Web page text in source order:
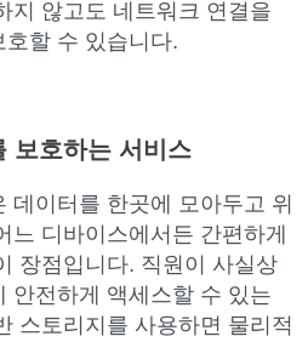
지 않고도 네트워크 연결을
할 수 있습니다.
보호하는 서비스
데이터를 한곳에 모아두고 위
느 디바이스에서든 간편하게
장점입니다. 직원이 사실상
안전하게 액세스할 수 있는
스토리지를 사용하면 물리적